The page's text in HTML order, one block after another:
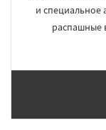
и
распашные